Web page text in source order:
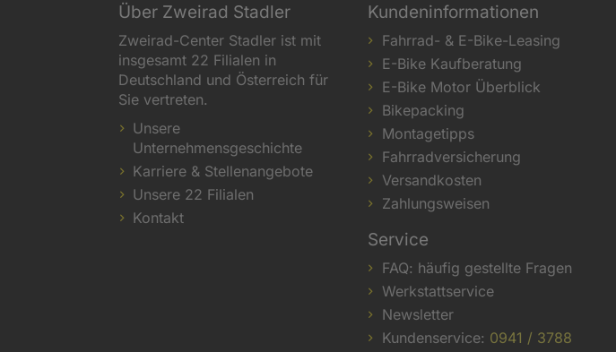
Über Zweirad Stadler
Zweirad-Center Stadler ist mit
insgesamt 22 Filialen in
Deutschland und Österreich für
Sie vertreten.
Unsere
Unternehmensgeschichte
Karriere & Stellenangebote
Unsere 22 Filialen
Kontakt
Kundeninformationen
Fahrrad- & E-Bike-Leasing
E-Bike Kaufberatung
E-Bike Motor Überblick
Bikepacking
Montagetipps
Fahrradversicherung
Versandkosten
Zahlungsweisen
Service
FAQ: häufig gestellte Fragen
Werkstattservice
Newsletter
Kundenservice: 0941 / 3788